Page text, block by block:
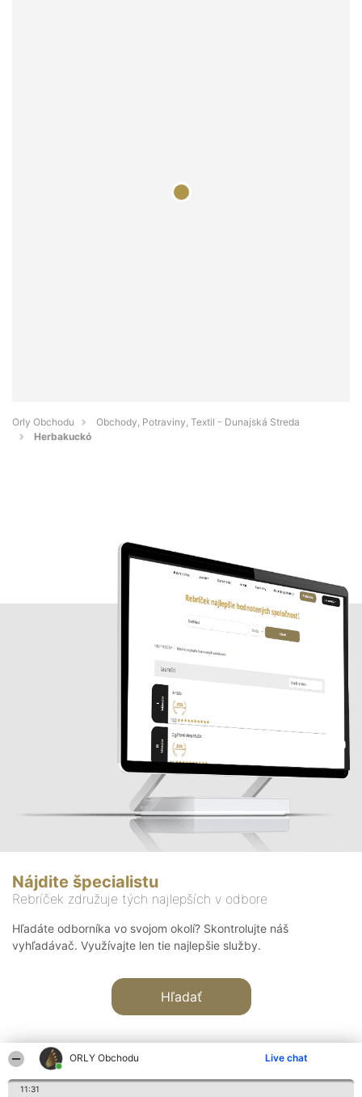
ORLY Obchodu Live chat
11:31
Orly Obchodu
Obchody, Potraviny, Textil - Dunajská Streda
Herbakuckó
Nájdite špecialistu
Rebríček združuje tých najlepších v odbore
Hľadáte odborníka vo svojom okolí? Skontrolujte náš
vyhľadávač. Využívajte len tie najlepšie služby.
Hľadať